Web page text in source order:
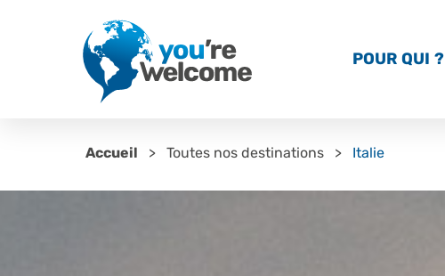
POUR QUI ?
Accueil Toutes nos destinations Italie